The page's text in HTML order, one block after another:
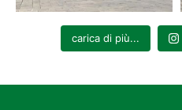
carica di più...